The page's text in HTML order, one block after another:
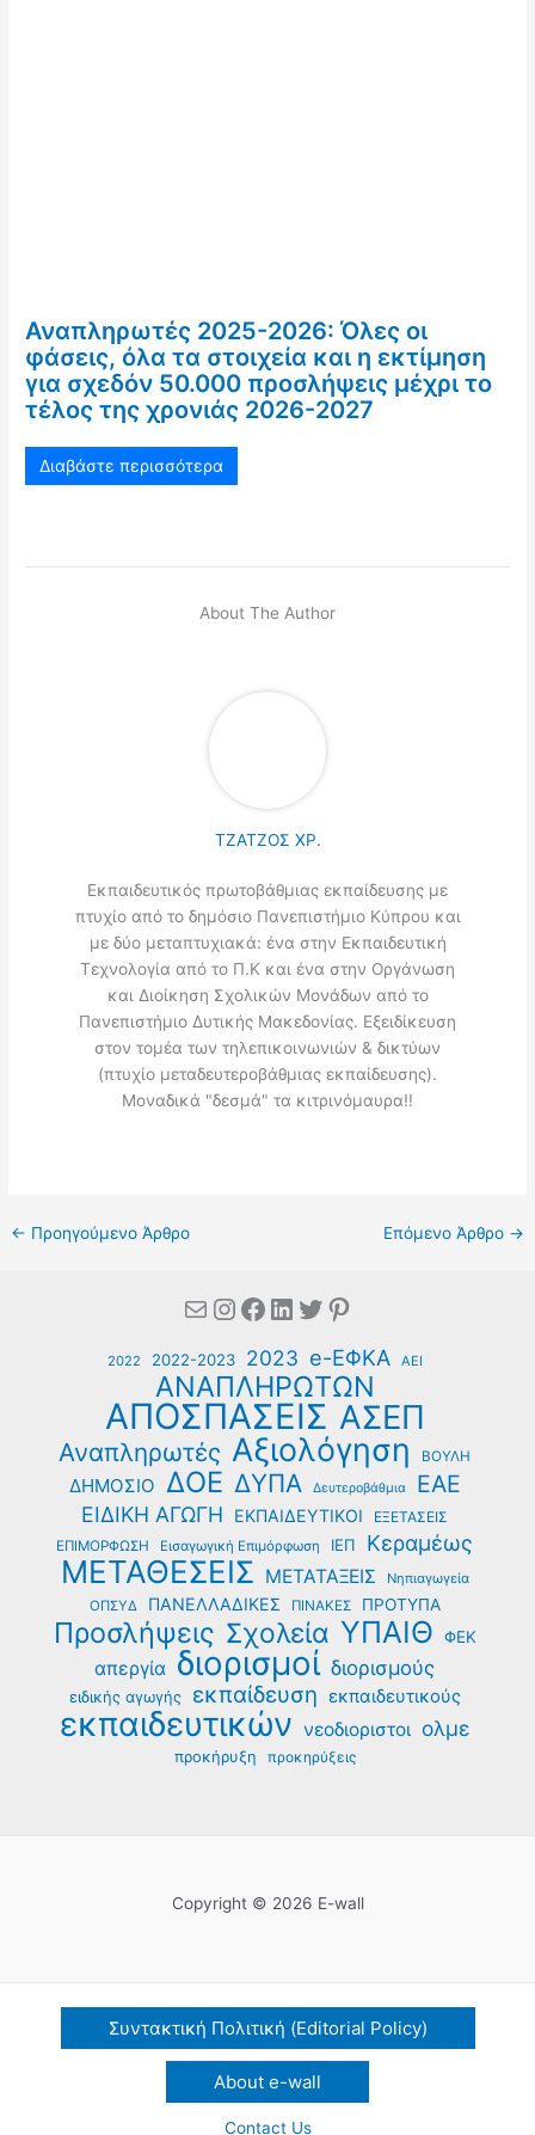
Αναπληρωτές 2025-2026: Όλες οι
φάσεις, όλα τα στοιχεία και η εκτίμηση
για σχεδόν 50.000 προσλήψεις μέχρι το
τέλος της χρονιάς 2026-2027
Διαβάστε περισσότερα
About The Author
ΤΖΑΤΖΟΣ ΧΡ.
Εκπαιδευτικός πρωτοβάθμιας εκπαίδευσης με
πτυχίο από το δημόσιο Πανεπιστήμιο Κύπρου και
με δύο μεταπτυχιακά: ένα στην Εκπαιδευτική
Τεχνολογία από το Π.Κ και ένα στην Οργάνωση
και Διοίκηση Σχολικών Μονάδων από το
Πανεπιστήμιο Δυτικής Μακεδονίας. Εξειδίκευση
στον τομέα των τηλεπικοινωνιών & δικτύων
(πτυχίο μεταδευτεροβάθμιας εκπαίδευσης).
Μοναδικά "δεσμά" τα κιτρινόμαυρα!!
← Προηγούμενο Άρθρο Επόμενο Άρθρο →
MailInstagram
Facebook
Linkedin
Twitter
Pinterest
2022 2022-2023 2023 e-ΕΦΚΑ ΑΕΙ
ΑΝΑΠΛΗΡΩΤΩΝ
ΑΠΟΣΠΑΣΕΙΣ ΑΣΕΠ
Αναπληρωτές Αξιολόγηση ΒΟΥΛΗ
ΔΗΜΟΣΙΟ ΔΟΕ ΔΥΠΑ Δευτεροβάθμια ΕΑΕ
ΕΙΔΙΚΗ ΑΓΩΓΗ ΕΚΠΑΙΔΕΥΤΙΚΟΙ ΕΞΕΤΑΣΕΙΣ
ΕΠΙΜΟΡΦΩΣΗ Εισαγωγική Επιμόρφωση ΙΕΠ Κεραμέως
ΜΕΤΑΘΕΣΕΙΣ ΜΕΤΑΤΑΞΕΙΣ
Νηπιαγωγεία
ΟΠΣΥΔ
ΠΑΝΕΛΛΑΔΙΚΕΣ ΠΙΝΑΚΕΣ ΠΡΟΤΥΠΑ
Προσλήψεις Σχολεία ΥΠΑΙΘ ΦΕΚ
απεργία διορισμοί διορισμούς
ειδικής αγωγής εκπαίδευση εκπαιδευτικούς
εκπαιδευτικών νεοδιοριστοι ολμε
προκήρυξη προκηρύξεις
Copyright © 2026 E-wall
Συντακτική Πολιτική (Editorial Policy)
About e-wall
Contact Us